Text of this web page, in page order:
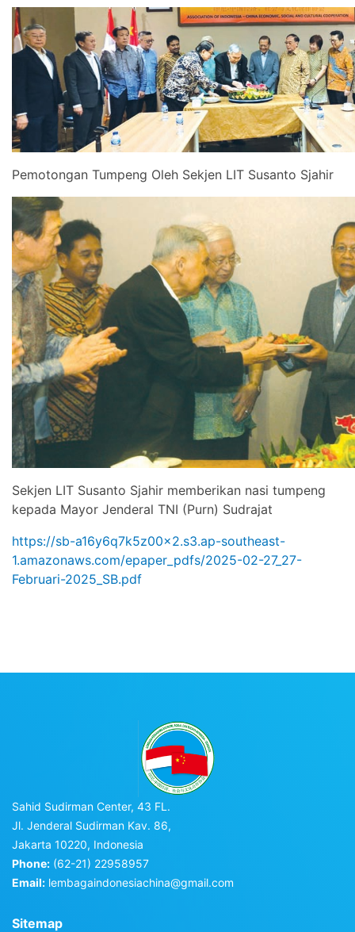
Pemotongan Tumpeng Oleh Sekjen LIT Susanto Sjahir
Sekjen LIT Susanto Sjahir memberikan nasi tumpeng
kepada Mayor Jenderal TNI (Purn) Sudrajat
https://sb-a16y6q7k5z00x2.s3.ap-southeast-
1.amazonaws.com/epaper_pdfs/2025-02-27_27-
Februari-2025_SB.pdf
Sahid Sudirman Center, 43 FL.
Jl. Jenderal Sudirman Kav. 86,
Jakarta 10220, Indonesia
Phone: (62-21) 22958957
Email: lembagaindonesiachina@gmail.com
Sitemap